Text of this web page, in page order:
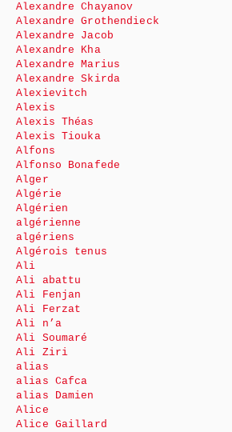
Alexandre Chayanov
Alexandre Grothendieck
Alexandre Jacob
Alexandre Kha
Alexandre Marius
Alexandre Skirda
Alexievitch
Alexis
Alexis Théas
Alexis Tiouka
Alfons
Alfonso Bonafede
Alger
Algérie
Algérien
algérienne
algériens
Algérois tenus
Ali
Ali abattu
Ali Fenjan
Ali Ferzat
Ali n’a
Ali Soumaré
Ali Ziri
alias
alias Cafca
alias Damien
Alice
Alice Gaillard